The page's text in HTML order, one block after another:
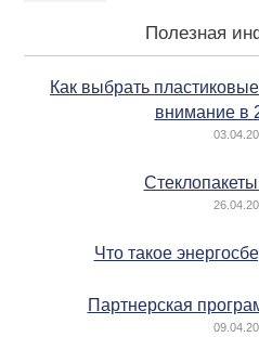
Полезная
Как выбрать
внимание в
Что такое
Партнерская